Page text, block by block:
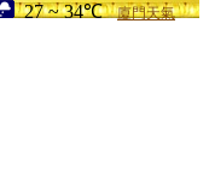
27 ~ 34℃ 廈門天氣